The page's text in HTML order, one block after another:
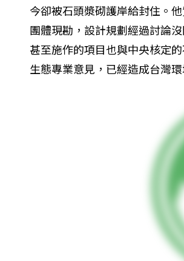
今卻被石頭漿砌護岸給封住。
團體現勘，設計規劃經過討論
甚至施作的項目也與中央核定
生態專業意見，已經造成台灣環